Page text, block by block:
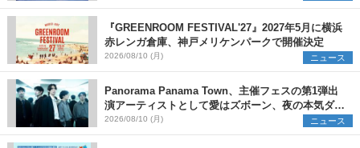
『GREENROOM FESTIVAL'27』2027年5月に横浜
赤レンガ倉庫、神戸メリケンパークで開催決定
2026/08/10 (月) ニュース
Panorama Panama Town、主催フェスの第1弾出
演アーティストとして愛はズボーン、夜の本気ダン
スらを発表 「plus∈you」のMVも公開に
2026/08/10 (月) ニュース